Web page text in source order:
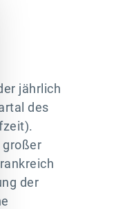
jährlich
des
großer
der